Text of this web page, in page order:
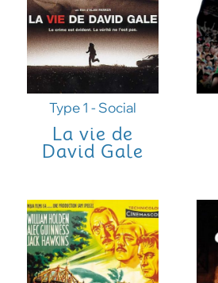
Type 1 - Social
La vie de
David Gale